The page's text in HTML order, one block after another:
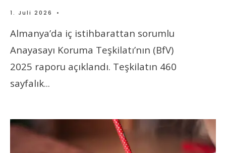
1. Juli 2026 •
Almanya’da iç istihbarattan sorumlu
Anayasayı Koruma Teşkilatı’nın (BfV)
2025 raporu açıklandı. Teşkilatın 460
sayfalık...